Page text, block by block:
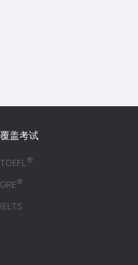
覆盖考试
TOEFL®
GRE®
IELTS